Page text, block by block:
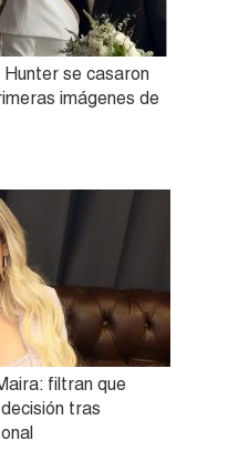
se casaron
imágenes de
filtran que
tras